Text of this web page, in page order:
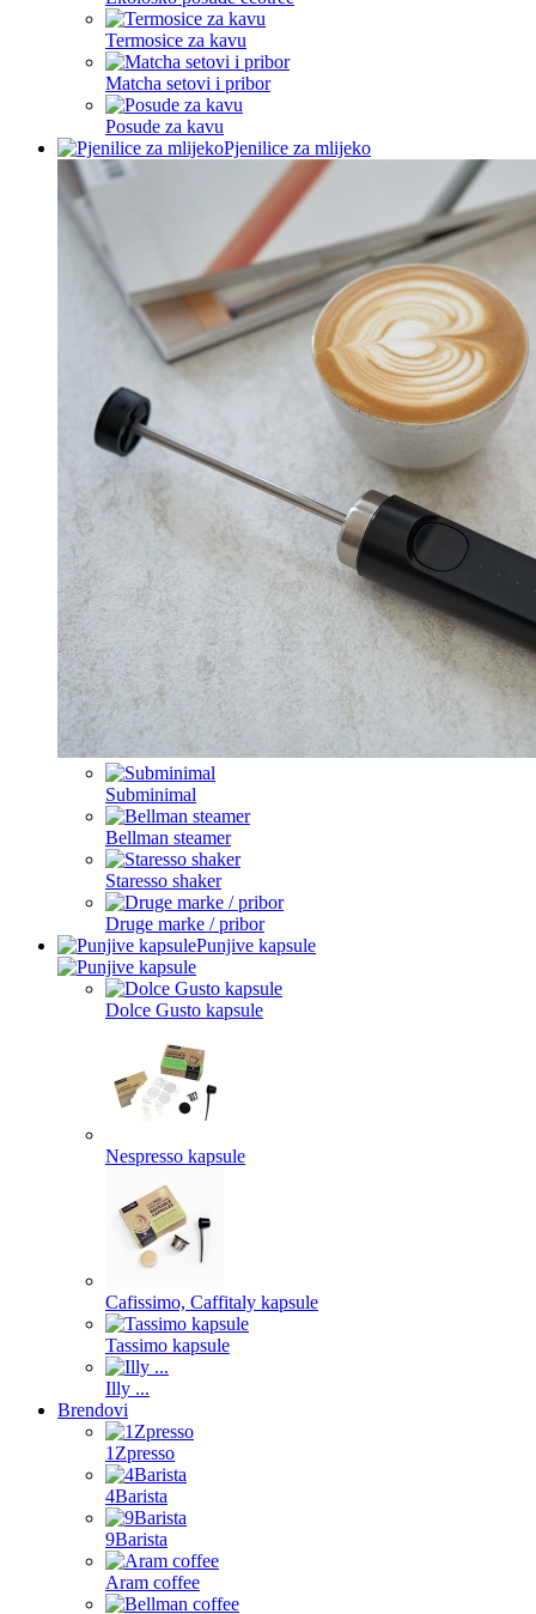
Termosice za kavu
Matcha setovi i pribor
Posude za kavu
Pjenilice za mlijeko
Subminimal
Bellman steamer
Staresso shaker
Druge marke / pribor
Punjive kapsule
Dolce Gusto kapsule
Nespresso kapsule
Cafissimo, Caffitaly kapsule
Tassimo kapsule
Illy ...
Brendovi
1Zpresso
4Barista
9Barista
Aram coffee